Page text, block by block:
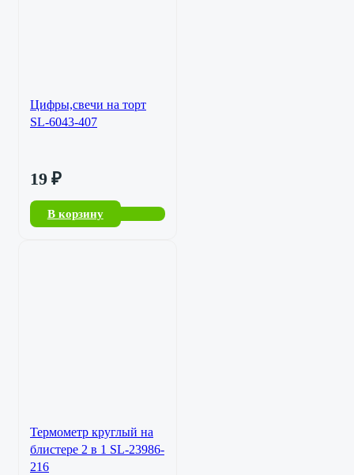
Цифры,свечи на торт
SL-6043-407
19 ₽
В корзину
Термометр круглый на
блистере 2 в 1 SL-23986-
216